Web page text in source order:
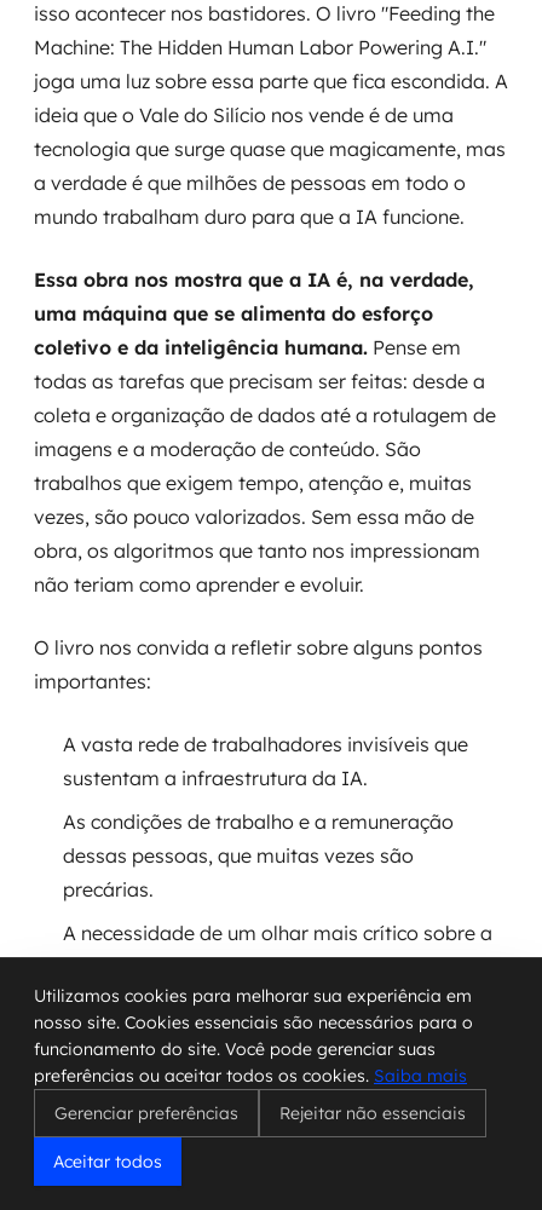
isso acontecer nos bastidores. O livro "Feeding the
Machine: The Hidden Human Labor Powering A.I."
joga uma luz sobre essa parte que fica escondida. A
ideia que o Vale do Silício nos vende é de uma
tecnologia que surge quase que magicamente, mas
a verdade é que milhões de pessoas em todo o
mundo trabalham duro para que a IA funcione.
Essa obra nos mostra que a IA é, na verdade,
uma máquina que se alimenta do esforço
coletivo e da inteligência humana. Pense em
todas as tarefas que precisam ser feitas: desde a
coleta e organização de dados até a rotulagem de
imagens e a moderação de conteúdo. São
trabalhos que exigem tempo, atenção e, muitas
vezes, são pouco valorizados. Sem essa mão de
obra, os algoritmos que tanto nos impressionam
não teriam como aprender e evoluir.
O livro nos convida a refletir sobre alguns pontos
importantes:
A vasta rede de trabalhadores invisíveis que
sustentam a infraestrutura da IA.
As condições de trabalho e a remuneração
dessas pessoas, que muitas vezes são
precárias.
A necessidade de um olhar mais crítico sobre a
e transparência.
Como podemos exigir que a tecnologia seja
desenvolvida de forma mais ética e humana.
A IA não é uma entidade autônoma que
Utilizamos cookies para melhorar sua experiência em
nosso site. Cookies essenciais são necessários para o
funcionamento do site. Você pode gerenciar suas
preferências ou aceitar todos os cookies. Saiba mais
Gerenciar preferências
Rejeitar não essenciais
Aceitar todos